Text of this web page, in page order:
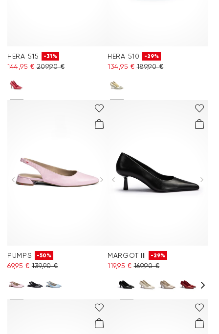
HERA 515 -31%
144,95 € 209,90 €
HERA 510 -29%
134,95 € 189,90 €
PUMPS -50%
69,95 € 139,90 €
MARGOT III -29%
119,95 € 169,90 €